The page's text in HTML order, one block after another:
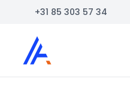
+31 85 303 57 34
Auto Atlas